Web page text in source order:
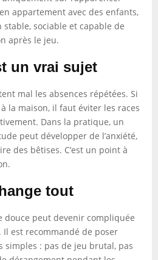
appartement avec des enfants,
sociable et capable de
après le jeu.
un vrai sujet
mal les absences répétées. Si
la maison, il faut éviter les races
Dans la pratique, un
peut développer de l’anxiété,
des bêtises. C’est un point à
tout
douce peut devenir compliquée
Il est recommandé de poser
simples : pas de jeu brutal, pas